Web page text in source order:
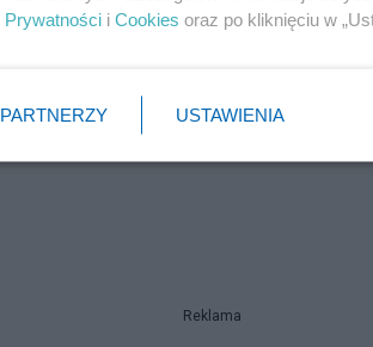
Reklama
Prywatności i Cookies oraz po kliknięciu w
PARTNERZY USTAWIENIA